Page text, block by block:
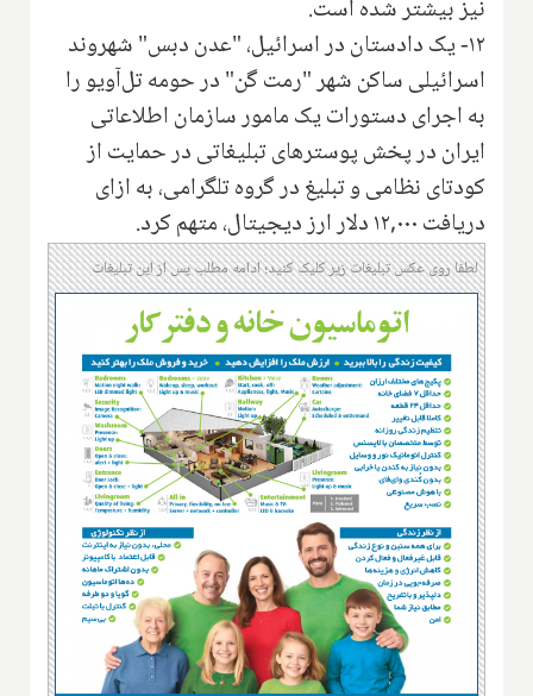
نیز بیشتر شده است.
۱۲- یک دادستان در اسرائیل، "عدن دبس" شهروند
اسرائیلی ساکن شهر "رمت گن" در حومه تل‌آویو را
به اجرای دستورات یک مامور سازمان اطلاعاتی
ایران در پخش پوسترهای تبلیغاتی در حمایت از
کودتای نظامی و تبلیغ در گروه تلگرامی، به ازای
دریافت ۱۲,۰۰۰ دلار ارز دیجیتال، متهم کرد.
لطفا روی عکس تبلیغات زیر کلیک کنید؛ ادامه مطلب پس از این تبلیغات